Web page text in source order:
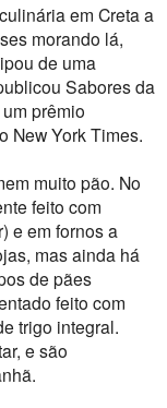
em Creta a
morando lá,
de uma
Sabores da
prêmio
New York Times.
muito pão. No
feito com
e em fornos a
mas ainda há
de pães
feito com
trigo integral.
e são